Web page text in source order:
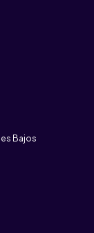
Bajos